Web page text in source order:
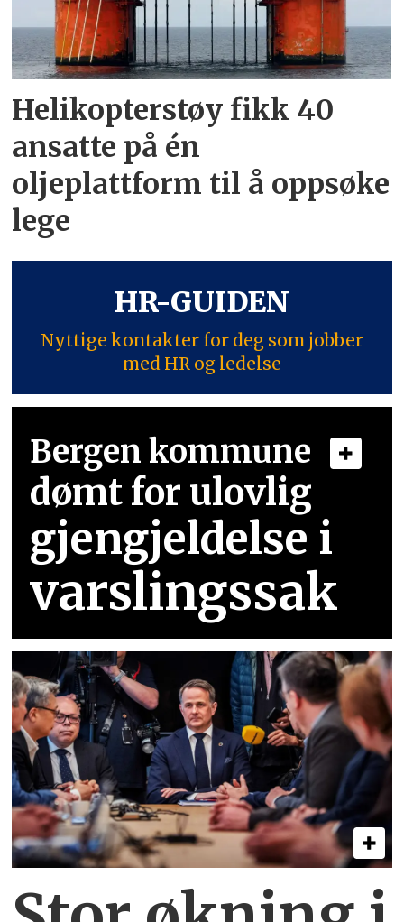
Helikopterstøy fikk 40
ansatte på én
oljeplattform til å oppsøke
lege
HR-GUIDEN
Nyttige kontakter for deg som jobber
med HR og ledelse
Bergen kommune
dømt for ulovlig
gjengjeldelse i
varslingssak